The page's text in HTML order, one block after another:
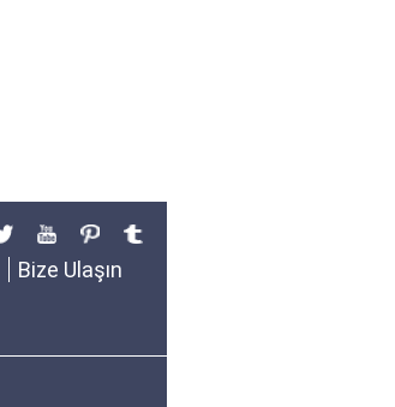
Bize Ulaşın